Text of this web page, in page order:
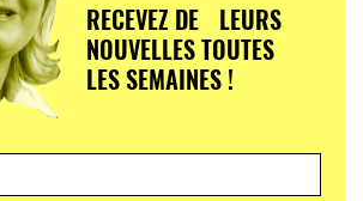
RECEVEZ DE LEURS
NOUVELLES TOUTES
LES SEMAINES !